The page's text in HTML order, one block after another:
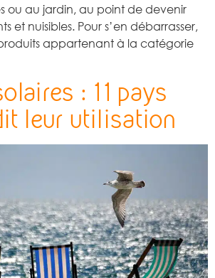
ou au jardin, au point de devenir
et nuisibles. Pour s’en débarrasser,
appartenant à la catégorie
: 11 pays
leur utilisation